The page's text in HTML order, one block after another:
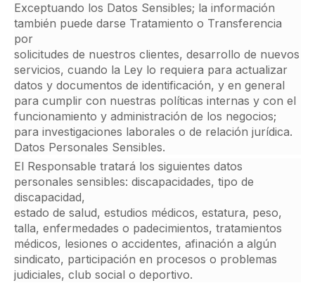
Exceptuando los Datos Sensibles; la información
también puede darse Tratamiento o Transferencia
por
solicitudes de nuestros clientes, desarrollo de nuevos
servicios, cuando la Ley lo requiera para actualizar
datos y documentos de identificación, y en general
para cumplir con nuestras políticas internas y con el
funcionamiento y administración de los negocios;
para investigaciones laborales o de relación jurídica.
Datos Personales Sensibles.
El Responsable tratará los siguientes datos
personales sensibles: discapacidades, tipo de
discapacidad,
estado de salud, estudios médicos, estatura, peso,
talla, enfermedades o padecimientos, tratamientos
médicos, lesiones o accidentes, afinación a algún
sindicato, participación en procesos o problemas
judiciales, club social o deportivo.